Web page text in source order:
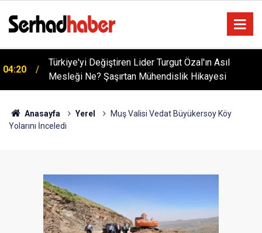
04:20
Türkiye'yi Değiştiren Lider Turgut Özal'ın Asıl
Mesleği Ne? Şaşırtan Mühendislik Hikayesi
Anasayfa Yerel
Muş Valisi Vedat Büyükersoy Köy
Yolarını İnceledi